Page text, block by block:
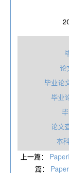
论
毕业论
毕业
论文
本
上一篇：
篇：